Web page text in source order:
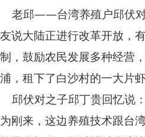
老邱——台湾养殖户邱伏
友说大陆正进行改革开放，
制，鼓励农民发展多种经营
浦，租下了白沙村的一大片虾
邱伏对之子邱丁贵回忆说
为刚来，这边养殖技术跟台